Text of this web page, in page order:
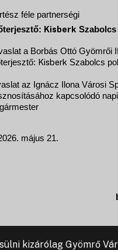
féle partnerségi
Kisberk
a Borbás Ottó Gyömrői
Kisberk Szabolcs
az Ignácz Ilona Városi
kapcsolódó
május 21.
kizárólag Gyömrő